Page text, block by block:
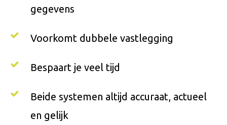
gegevens
Voorkomt dubbele vastlegging
Bespaart je veel tijd
Beide systemen altijd accuraat, actueel
en gelijk